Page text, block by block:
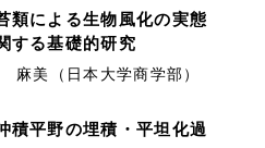
類による生物風化の実態
する基礎的研究
（日本大学商学部）
積平野の埋積・平坦化過